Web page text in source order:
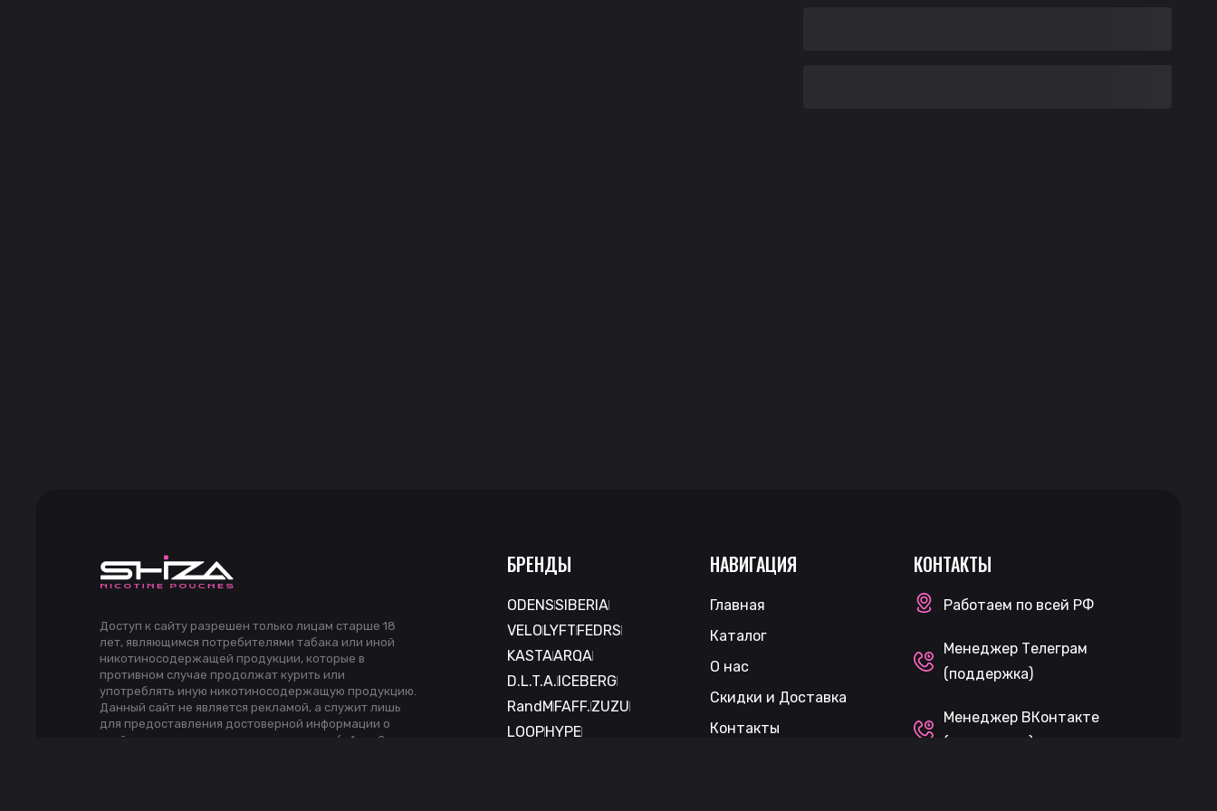
Доступ к сайту разрешен только лицам старше 18
лет, являющимся потребителями табака или иной
никотиносодержащей продукции, которые в
противном случае продолжат курить или
употреблять иную никотиносодержащую продукцию.
Данный сайт не является рекламой, а служит лишь
для предоставления достоверной информации о
свойствах, характеристиках продукции (п.1 и п.2 ст.
БРЕНДЫ
ODENSSIBERIA
VELOLYFTFEDRS
KASTAARQA
D.L.T.A.ICEBERG
RandMFAFF.ZUZU
LOOPHYPE
НАВИГАЦИЯ
Главная
Каталог
О нас
Скидки и Доставка
Контакты
КОНТАКТЫ
Работаем по всей РФ
Менеджер Телеграм
(поддержка)
Менеджер ВКонтакте
(поддержка)